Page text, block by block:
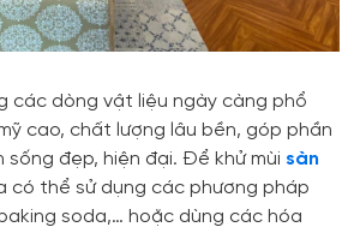
các dòng vật liệu ngày càng phổ
cao, chất lượng lâu bền, góp phần
sống đẹp, hiện đại. Để khử mùi sàn
có thể sử dụng các phương pháp
soda,… hoặc dùng các hóa